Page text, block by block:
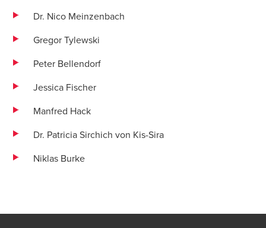
Dr. Nico Meinzenbach
Gregor Tylewski
Peter Bellendorf
Jessica Fischer
Manfred Hack
Dr. Patricia Sirchich von Kis-Sira
Niklas Burke